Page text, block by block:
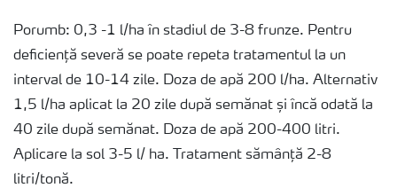
Porumb: 0,3 -1 l/ha în stadiul de 3-8 frunze. Pentru
deficiență severă se poate repeta tratamentul la un
interval de 10-14 zile. Doza de apă 200 l/ha. Alternativ
1,5 l/ha aplicat la 20 zile după semănat și încă odată la
40 zile după semănat. Doza de apă 200-400 litri.
Aplicare la sol 3-5 l/ ha. Tratament sămânță 2-8
litri/tonă.